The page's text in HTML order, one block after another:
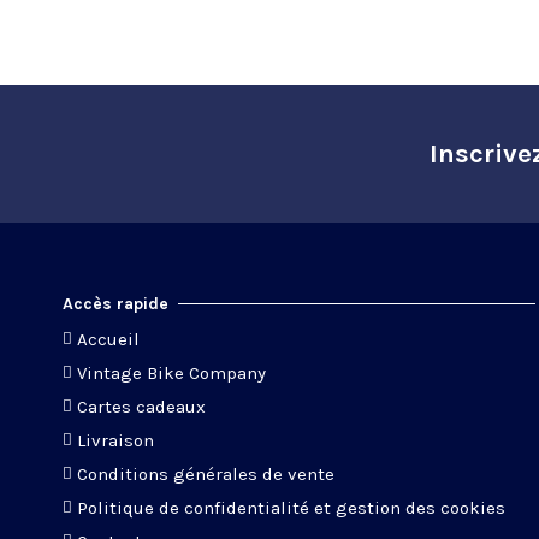
Accès rapide
Accueil
Vintage Bike Company
Cartes cadeaux
Livraison
Conditions générales de vente
Politique de confidentialité et gestion des cookies